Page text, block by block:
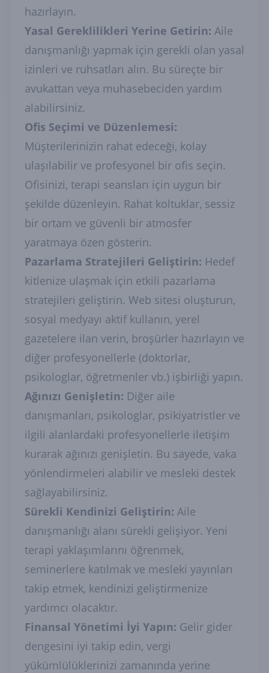
hazırlayın.
Yasal Gereklilikleri Yerine Getirin: Aile
danışmanlığı yapmak için gerekli olan yasal
izinleri ve ruhsatları alın. Bu süreçte bir
avukattan veya muhasebeciden yardım
alabilirsiniz.
Ofis Seçimi ve Düzenlemesi:
Müşterilerinizin rahat edeceği, kolay
ulaşılabilir ve profesyonel bir ofis seçin.
Ofisinizi, terapi seansları için uygun bir
şekilde düzenleyin. Rahat koltuklar, sessiz
bir ortam ve güvenli bir atmosfer
yaratmaya özen gösterin.
Pazarlama Stratejileri Geliştirin: Hedef
kitlenize ulaşmak için etkili pazarlama
stratejileri geliştirin. Web sitesi oluşturun,
sosyal medyayı aktif kullanın, yerel
gazetelere ilan verin, broşürler hazırlayın ve
diğer profesyonellerle (doktorlar,
psikologlar, öğretmenler vb.) işbirliği yapın.
Ağınızı Genişletin: Diğer aile
danışmanları, psikologlar, psikiyatristler ve
ilgili alanlardaki profesyonellerle iletişim
kurarak ağınızı genişletin. Bu sayede, vaka
yönlendirmeleri alabilir ve mesleki destek
sağlayabilirsiniz.
Sürekli Kendinizi Geliştirin: Aile
danışmanlığı alanı sürekli gelişiyor. Yeni
terapi yaklaşımlarını öğrenmek,
seminerlere katılmak ve mesleki yayınları
takip etmek, kendinizi geliştirmenize
yardımcı olacaktır.
Finansal Yönetimi İyi Yapın: Gelir gider
dengesini iyi takip edin, vergi
yükümlülüklerinizi zamanında yerine